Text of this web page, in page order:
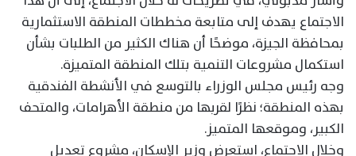
الاجتماع يهدف إلى متابعة مخططات المنطقة الاستثمارية
بمحافظة الجيزة، موضحًا أن هناك الكثير من الطلبات بشأن
استكمال مشروعات التنمية بتلك المنطقة المتميزة.
وجه رئيس مجلس الوزراء بالتوسع في الأنشطة الفندقية
بهذه المنطقة؛ نظرًا لقربها من منطقة الأهرامات، والمتحف
الكبير، وموقعها المتميز.
وخلال الاجتماع، استعرض وزير الإسكان، مشروع تعديل